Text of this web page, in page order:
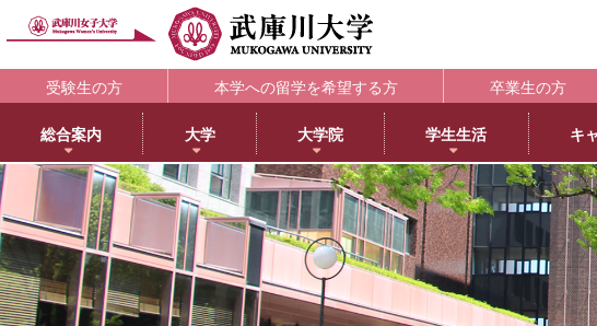
受験生の方 本学への留学を希望する方 卒業生の方
総合案内
理念・歴史
教育理念
学院長メッセージ
学長メッセージ
3つのポリシーとアセスメントポリシー
大学
大学
日本語日本文学科
歴史文化学科
英語グローバル学科
教育学科
大学院
大学院・専攻科
大学院NEWS・EVENTS
日本語
教育学専攻
臨床心
健康・スポーツ科学専攻
生活環
食創造科学専攻
建築学専
学生生活
学生支援部署
教務部
学生部
国際センター
学校教育センター
学生
褒賞制
修学支
奨学金
学寮
キ
キャリア支援
キャリアセンター
薬学部学生の就職支援
内定先輩アドバイザーの声
資格
取得可
エクス
教員採
研究所
教育総合研究所
健康科学総合研究所
女性活躍総合研究所
教育・研究サポート
研究ポータル
動物実験委員会
女性研究リーダー育成推進セ
武庫川女子大学 サイエンス・コ
アメリカ分校で学ぶ
アメリカ分校（English）
留学プログラム
日本文化センター
アメリカ分校キャンパスマップ
教
薬
附属図書館
利用案内
蔵書検索
マイライブラリ
データベース一覧